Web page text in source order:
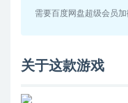
需要百度网盘超级会员
关于这款游戏